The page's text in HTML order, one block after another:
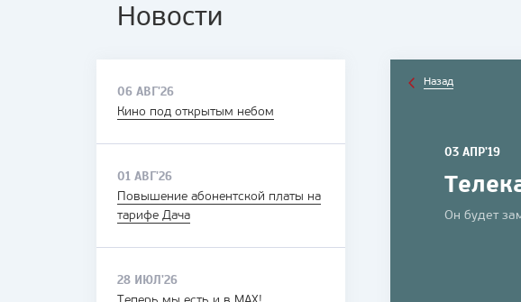
Новости
06 АВГ'26
Кино под открытым небом
01 АВГ'26
Повышение абонентской платы на
тарифе Дача
28 ИЮЛ'26
Назад
03 АПР'19
Он будет